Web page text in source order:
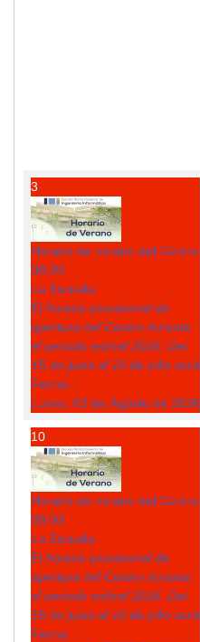
3
Horario de verano del Centro
08:00
La Escuela
El horario provisional de
apertura del Centro durante
el periodo estival 2026: Del
15 de junio al 10 de julio será
Fecha :
Lunes, 03 de Agosto de 2026
10
Horario de verano del Centro
08:00
La Escuela
El horario provisional de
apertura del Centro durante
el periodo estival 2026: Del
15 de junio al 10 de julio será
Fecha :